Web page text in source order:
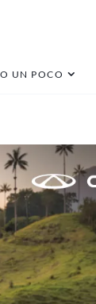
UN POCO
hr-v